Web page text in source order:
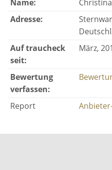
Name:
Adresse:
Auf traucheck
seit:
März,
Bewertung
verfassen:
Report